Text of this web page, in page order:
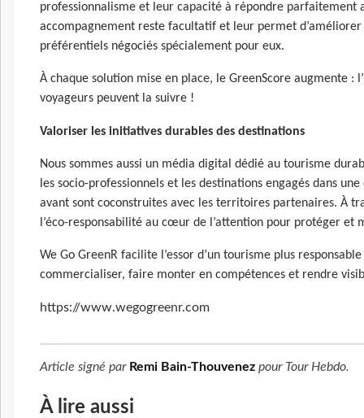
professionnalisme et leur capacité à répondre parfaitement
accompagnement reste facultatif et leur permet
préférentiels négociés spécialement pour eux.
À chaque solution mise en place, le GreenScore augmente :
voyageurs peuvent la suivre !
Valoriser les initiatives durables des destinations
Nous sommes aussi un média digital dédié au tourisme
les socio-professionnels et les destinations engagés dans
avant sont coconstruites avec les territoires partenaires. À
l’éco-responsabilité au cœur de l’attention pour protéger
We Go GreenR facilite l’essor d’un tourisme plus
commercialiser, faire monter en compétences et rendre
https://www.wegogreenr.com
Article signé par Remi Bain-Thouvenez pour Tour Hebdo.
À lire aussi